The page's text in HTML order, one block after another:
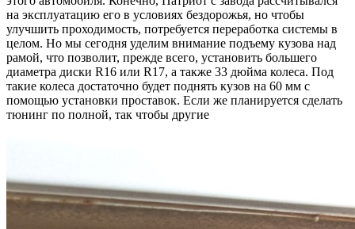
на эксплуатацию его в условиях бездорожья, но чтобы
улучшить проходимость, потребуется переработка системы в
целом. Но мы сегодня уделим внимание подъему кузова над
рамой, что позволит, прежде всего, установить большего
диаметра диски R16 или R17, а также 33 дюйма колеса. Под
такие колеса достаточно будет поднять кузов на 60 мм с
помощью установки проставок. Если же планируется сделать
тюнинг по полной, так чтобы другие